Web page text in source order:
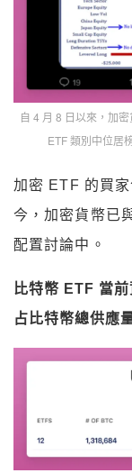
自 4 月 8 日以來，加
ETF 類別中位居
加密 ETF 的買
今，加密貨幣已
配置討論中。
比特幣 ETF 當
占比特幣總供應